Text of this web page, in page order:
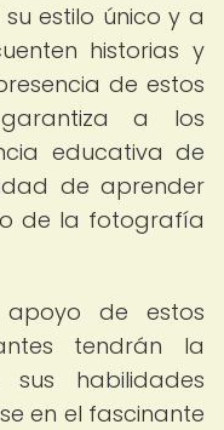
estilo único y a
historias y
de estos
a los
educativa de
de aprender
de la fotografía
de estos
tendrán la
habilidades
en el fascinante